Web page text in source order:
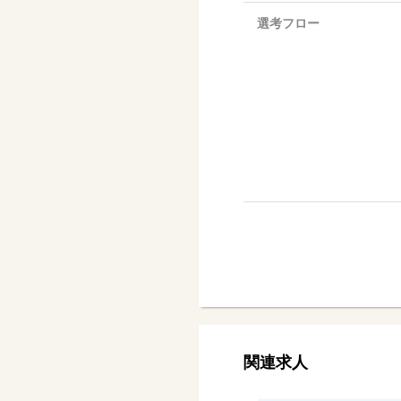
選考フロー
関連求人